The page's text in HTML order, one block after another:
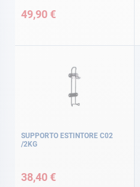
49,90 €
SUPPORTO ESTINTORE C02
/2KG
38,40 €